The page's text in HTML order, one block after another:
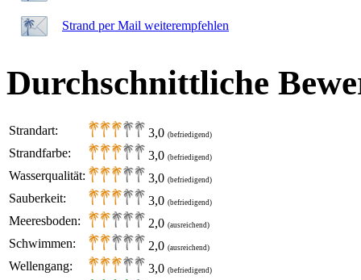
Strand per Mail weiterempfehlen
Durchschnittliche
Strandart: 3,0 (befriedigend)
Strandfarbe: 3,0 (befriedigend)
Wasserqualität: 3,0 (befriedigend)
Sauberkeit: 3,0 (befriedigend)
Meeresboden: 2,0 (ausreichend)
Schwimmen: 2,0 (ausreichend)
Wellengang: 3,0 (befriedigend)